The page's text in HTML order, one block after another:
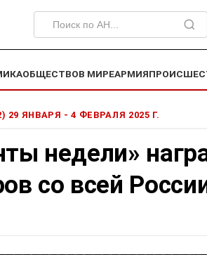
ОБЩЕСТВОВ МИРЕАРМИЯ
29 ЯНВАРЯ - 4 ФЕВРАЛЯ 2025 Г.
недели»
со всей